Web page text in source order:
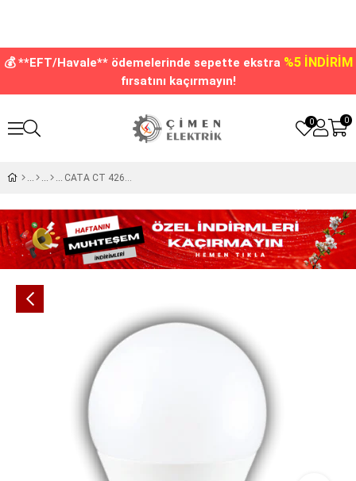
💰 **EFT/Havale** ödemelerinde sepette ekstra %5 İNDİRİM
fırsatını kaçırmayın!
0
0
CATA CT 4266 Led Ampul 12W 6400K Beyaz Işık E27 Duy